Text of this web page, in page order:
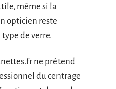
même si la
opticien reste
de verre.
ne prétend
du centrage